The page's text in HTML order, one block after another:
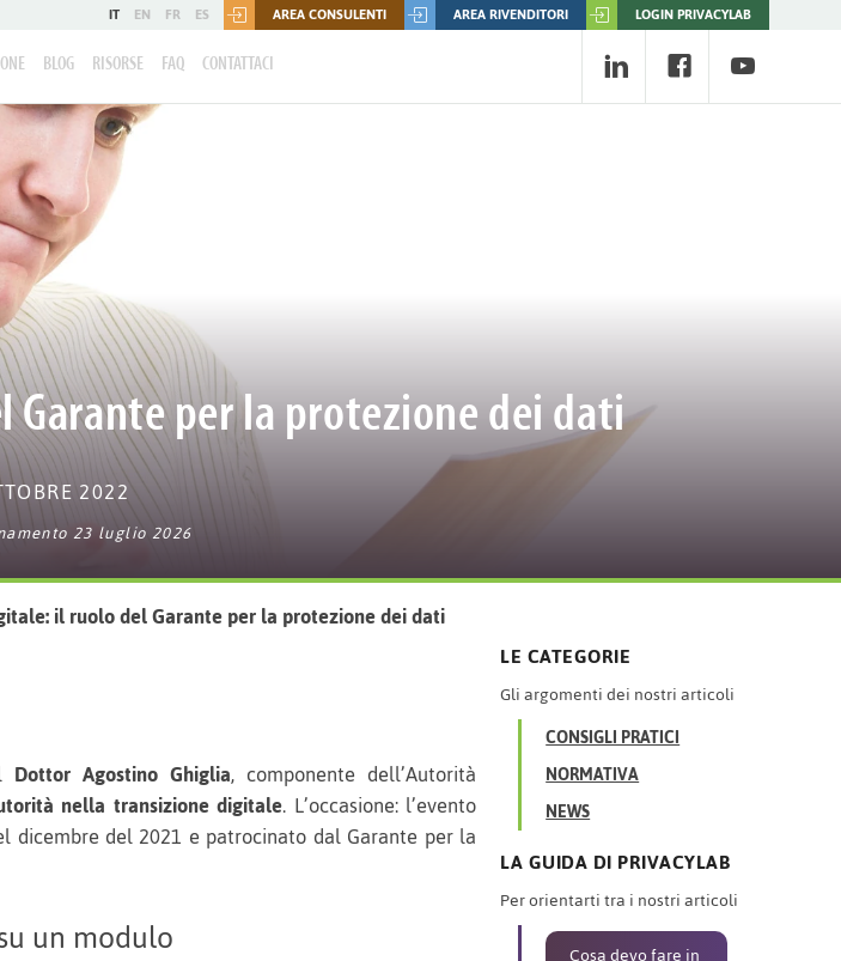
IT EN FR ES AREA CONSULENTI AREA RIVENDITORI LOGIN PRIVACYLAB
BLOG RISORSE FAQ CONTATTACI
per la protezione dei dati
2022
23 luglio 2026
il ruolo del Garante per la protezione dei dati
Dottor Agostino Ghiglia, componente dell’Autorità
nella transizione digitale. L’occasione: l’evento
dicembre del 2021 e patrocinato dal Garante per la
un modulo
LE CATEGORIE
Gli argomenti dei nostri articoli
CONSIGLI PRATICI
NORMATIVA
NEWS
LA GUIDA DI PRIVACYLAB
Per orientarti tra i nostri articoli